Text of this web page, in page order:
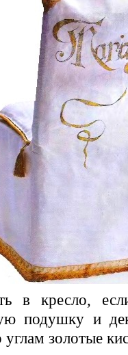
в кресло,
подушку и
золотые